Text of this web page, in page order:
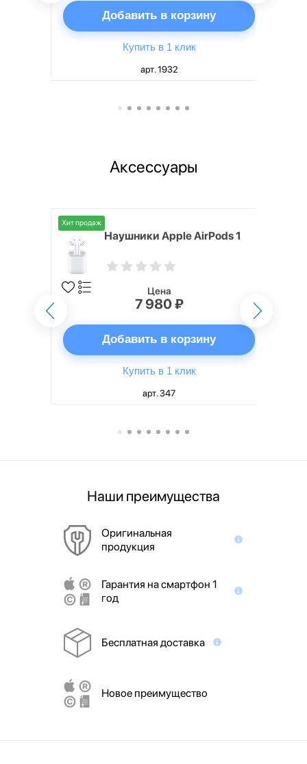
Добавить в корзину
Купить в 1 клик
арт. 1932
Аксессуары
Хит продаж
Наушники Apple AirPods 1
Цена
7 980 ₽
Добавить в корзину
Купить в 1 клик
арт. 347
Наши преимущества
Оригинальная
продукция
Гарантия на смартфон 1
год
Бесплатная доставка
Новое преимущество